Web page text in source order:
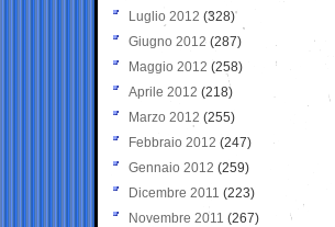
Luglio 2012 (328)
Giugno 2012 (287)
Maggio 2012 (258)
Aprile 2012 (218)
Marzo 2012 (255)
Febbraio 2012 (247)
Gennaio 2012 (259)
Dicembre 2011 (223)
Novembre 2011 (267)